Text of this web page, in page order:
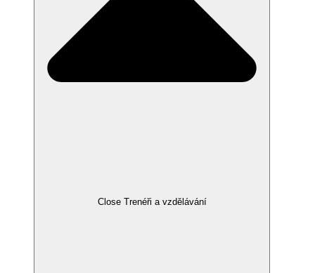
Close Trenéři a vzdělávání